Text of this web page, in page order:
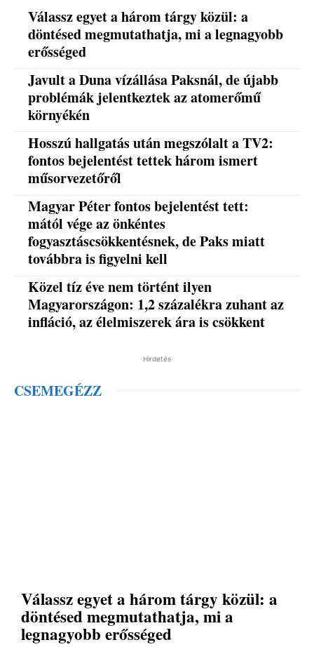
Válassz egyet a három tárgy közül: a
döntésed megmutathatja, mi a legnagyobb
erősséged
Javult a Duna vízállása Paksnál, de újabb
problémák jelentkeztek az atomerőmű
környékén
Hosszú hallgatás után megszólalt a TV2:
fontos bejelentést tettek három ismert
műsorvezetőről
Magyar Péter fontos bejelentést tett:
mától vége az önkéntes
fogyasztáscsökkentésnek, de Paks miatt
továbbra is figyelni kell
Közel tíz éve nem történt ilyen
Magyarországon: 1,2 százalékra zuhant az
infláció, az élelmiszerek ára is csökkent
Hirdetés
CSEMEGÉZZ
Válassz egyet a három tárgy közül: a
döntésed megmutathatja, mi a
legnagyobb erősséged